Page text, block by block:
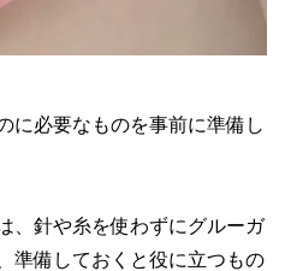
に必要なものを事前に準備し
、針や糸を使わずにグルーガ
準備しておくと役に立つもの